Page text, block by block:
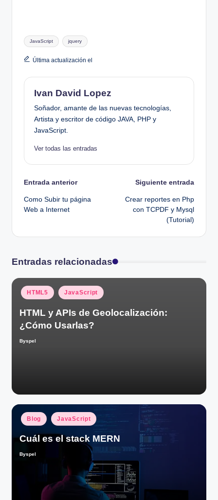
Etiquetas:
JavaScript jquery
Última actualización el
Ivan David Lopez
Soñador, amante de las nuevas tecnologías,
Artista y escritor de código JAVA, PHP y
JavaScript.
Ver todas las entradas
Navegación
de
Entrada anterior
Como Subir tu página
Web a Internet
Siguiente entrada
Crear reportes en Php
con TCPDF y Mysql
(Tutorial)
Entradas relacionadas
Publicado
en
HTML5 JavaScript
HTML y APIs de Geolocalización:
¿Cómo Usarlas?
Publicado
Byspel
Publicado
en
Blog JavaScript
Cuál es el stack MERN
Publicado
Byspel